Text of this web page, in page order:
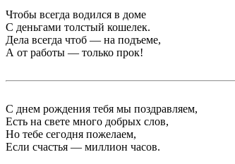
Чтобы всегда водился в доме
С деньгами толстый кошелек.
Дела всегда чтоб — на подъеме,
А от работы — только прок!
С днем рождения тебя мы поздравляем,
Есть на свете много добрых слов,
Но тебе сегодня пожелаем,
Если счастья — миллион часов.